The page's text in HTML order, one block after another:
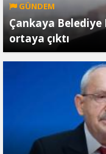
GÜNDEM
Çankaya Belediye
ortaya çıktı